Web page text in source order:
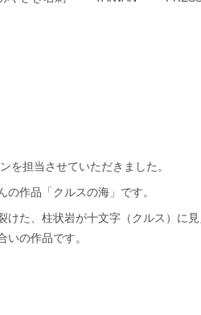
担当させていただきました。
作品「クルスの海」です。
た、柱状岩が十文字（クルス）に見
の作品です。